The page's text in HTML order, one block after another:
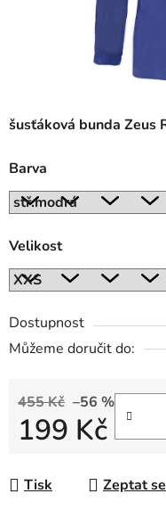
šusťáková bunda Zeus
Barva
Velikost
Dostupnost
Můžeme doručit do:
455 Kč –56 %
199 Kč
Tisk Zeptat se